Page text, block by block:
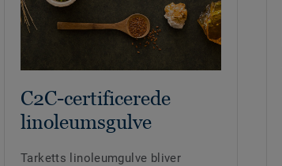
C2C-certificerede
linoleumsgulve
Tarketts linoleumgulve bliver